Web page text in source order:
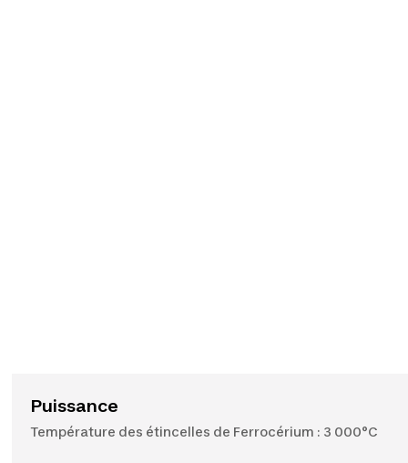
Puissance
Température des étincelles de Ferrocérium : 3 000°C